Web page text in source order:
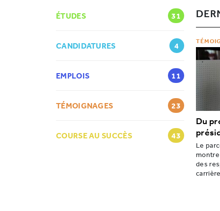
ÉTUDES 31
CANDIDATURES 4
EMPLOIS 11
TÉMOIGNAGES 23
COURSE AU SUCCÈS 43
Du
Le
des